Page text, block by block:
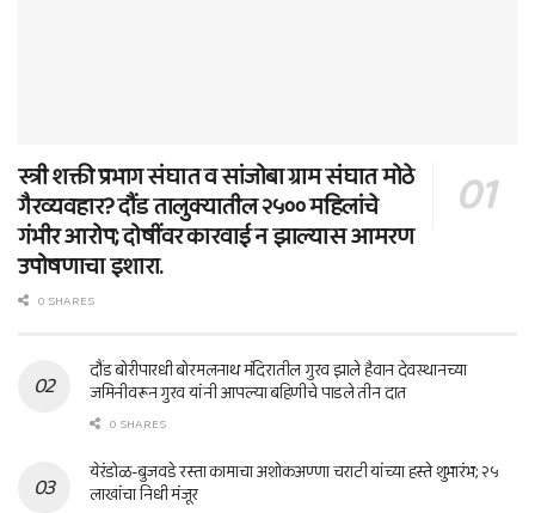
स्त्री शक्ती प्रभाग संघात व सांजोबा ग्राम संघात मोठे
गैरव्यवहार? दौंड तालुक्यातील २५०० महिलांचे
गंभीर आरोप; दोषींवर कारवाई न झाल्यास आमरण
उपोषणाचा इशारा.
0 SHARES
दौंड बोरीपारधी बोरमलनाथ मंदिरातील गुरव झाले हैवान देवस्थानच्या
जमिनीवरून गुरव यांनी आपल्या बहिणीचे पाडले तीन दात
0 SHARES
येरंडोळ-बुजवडे रस्ता कामाचा अशोकअण्णा चराटी यांच्या हस्ते शुभारंभ; २५
लाखांचा निधी मंजूर